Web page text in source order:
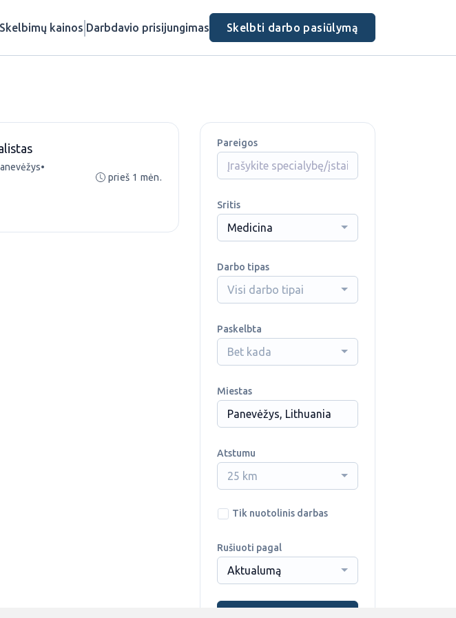
kainos Darbdavio prisijungimas Skelbti darbo pasiūlymą
•
prieš 1 mėn.
Pareigos
Sritis
Medicina
Darbo tipas
Visi darbo tipai
Paskelbta
Bet kada
Miestas
Atstumu
25 km
Tik nuotolinis darbas
Rušiuoti pagal
Aktualumą